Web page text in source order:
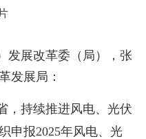
发展改革委（局），张
发展局：
，持续推进风电、光伏
申报2025年风电、光